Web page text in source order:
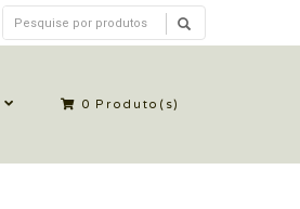
0 Produto(s)